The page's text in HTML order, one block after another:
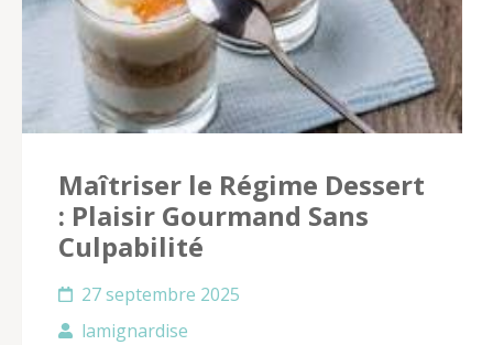
Maîtriser le Régime Dessert
: Plaisir Gourmand Sans
Culpabilité
27 septembre 2025
lamignardise